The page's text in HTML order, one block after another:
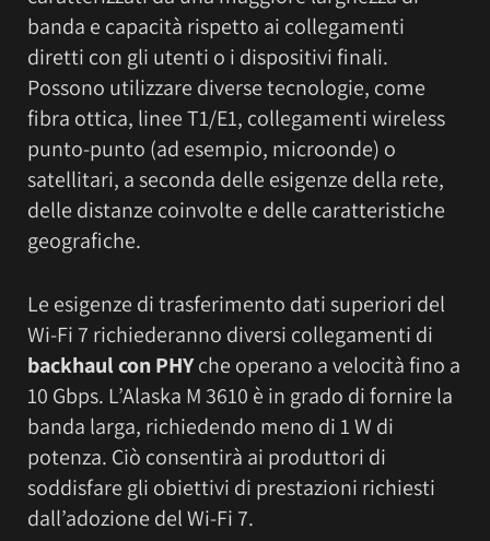
banda e capacità rispetto ai collegamenti
diretti con gli utenti o i dispositivi finali.
Possono utilizzare diverse tecnologie, come
fibra ottica, linee T1/E1, collegamenti wireless
punto-punto (ad esempio, microonde) o
satellitari, a seconda delle esigenze della rete,
delle distanze coinvolte e delle caratteristiche
geografiche.
Le esigenze di trasferimento dati superiori del
Wi-Fi 7 richiederanno diversi collegamenti di
backhaul con PHYche operano a velocità fino a
10 Gbps. L’Alaska M 3610 è in grado di fornire la
banda larga, richiedendo meno di 1 W di
potenza. Ciò consentirà ai produttori di
soddisfare gli obiettivi di prestazioni richiesti
dall’adozione del Wi-Fi 7.